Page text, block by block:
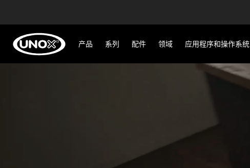
产品 系列 配件 领域 应用程序和操作系统